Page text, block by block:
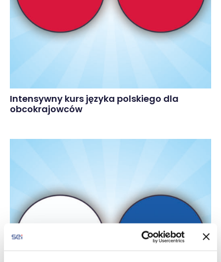
Intensywny kurs języka polskiego dla
obcokrajowców